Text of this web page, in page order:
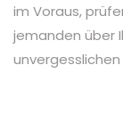
im Voraus,
jemanden über